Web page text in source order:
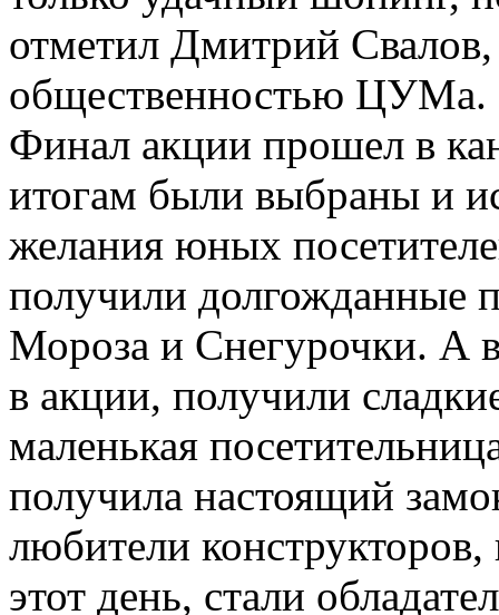
отметил Дмитрий Свалов,
общественностью ЦУМа.
Финал акции прошел в
итогам были выбраны и
желания юных
получили долгожданные
Мороза и Снегурочки. А
в акции, получили
маленькая
получила настоящий
любители
этот день, стали